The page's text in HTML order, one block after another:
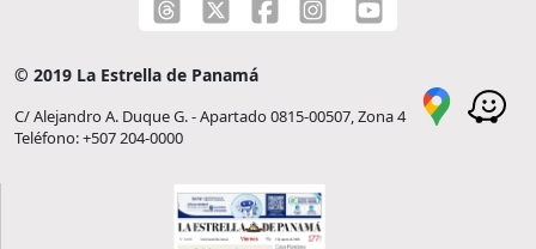
© 2019 La Estrella de Panamá
C/ Alejandro A. Duque G. - Apartado 0815-00507, Zona 4
Teléfono: +507 204-0000